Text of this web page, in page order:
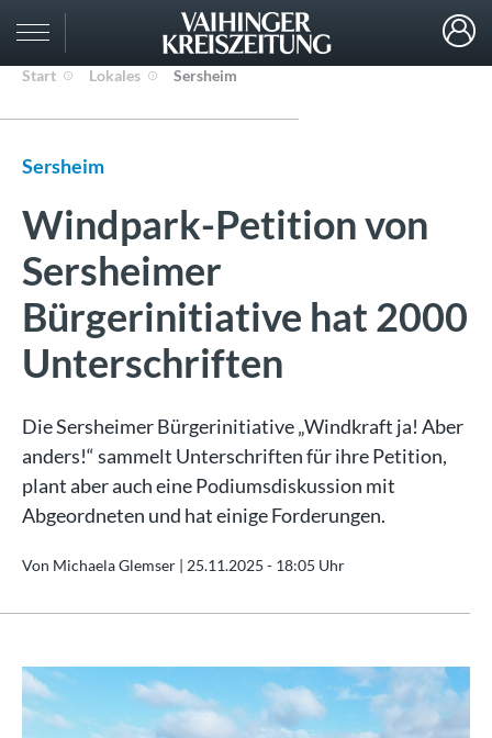
Start Lokales Sersheim
Sersheim
Windpark-Petition von
Sersheimer
Bürgerinitiative hat 2000
Unterschriften
Die Sersheimer Bürgerinitiative „Windkraft ja! Aber
anders!“ sammelt Unterschriften für ihre Petition,
plant aber auch eine Podiumsdiskussion mit
Abgeordneten und hat einige Forderungen.
Von Michaela Glemser | 25.11.2025 - 18:05 Uhr